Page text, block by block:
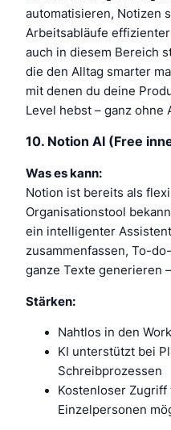
automatisieren, Notizen
Arbeitsabläufe
auch in diesem Bereich
die den Alltag smarter
mit denen du deine
Level hebst – ganz ohne
10. Notion AI (Free
Was es kann:
Notion ist bereits als
Organisationstool
ein intelligenter
zusammenfassen, To-
ganze Texte generieren
Stärken:
Nahtlos in den
KI unterstützt bei
Schreibprozessen
Kostenloser
Einzelpersonen